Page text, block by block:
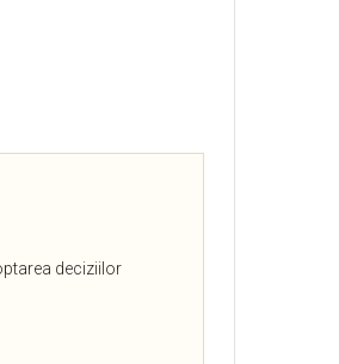
deciziilor